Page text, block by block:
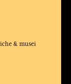
& musei